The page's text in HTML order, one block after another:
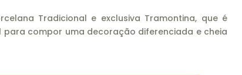
Tradicional e exclusiva Tramontina, que é
compor uma decoração diferenciada e cheia